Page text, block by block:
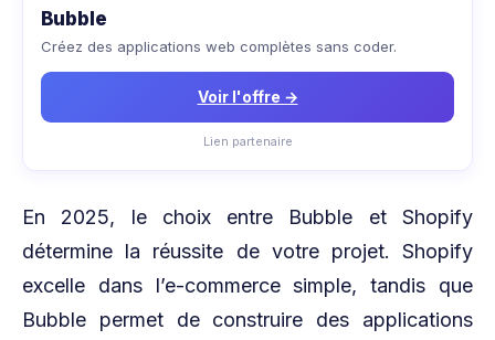
Bubble
Créez des applications web complètes sans coder.
Voir l'offre →
Lien partenaire
En 2025, le choix entre Bubble et Shopify
détermine la réussite de votre projet. Shopify
excelle dans l’e-commerce simple, tandis que
Bubble permet de construire des applications